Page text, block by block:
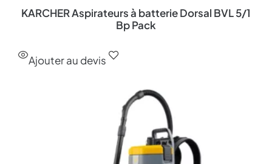
KARCHER Aspirateurs à batterie Dorsal BVL 5/1
Bp Pack
Ajouter au devis